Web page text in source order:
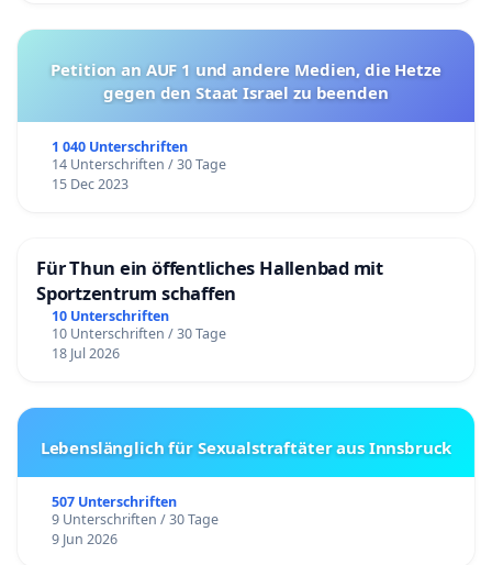
Petition an AUF 1 und andere Medien, die Hetze
gegen den Staat Israel zu beenden
1 040 Unterschriften
14 Unterschriften / 30 Tage
15 Dec 2023
Für Thun ein öffentliches Hallenbad mit
Sportzentrum schaffen
10 Unterschriften
10 Unterschriften / 30 Tage
18 Jul 2026
Lebenslänglich für Sexualstraftäter aus Innsbruck
507 Unterschriften
9 Unterschriften / 30 Tage
9 Jun 2026